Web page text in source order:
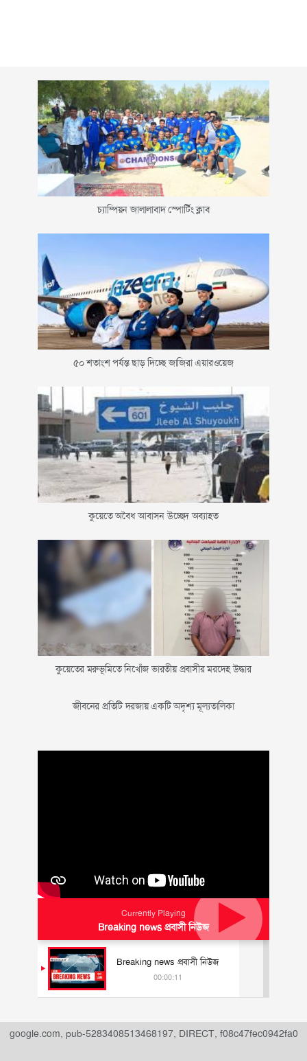
চ্যাম্পিয়ন জালালাবাদ স্পোর্টিং ক্লাব
৫০ শতাংশ পর্যন্ত ছাড় দিচ্ছে জাজিরা এয়ারওয়েজ
কুয়েতে অবৈধ আবাসন উচ্ছেদ অব্যাহত
কুয়েতের মরুভূমিতে নিখোঁজ ভারতীয় প্রবাসীর মরদেহ উদ্ধার
জীবনের প্রতিটি দরজায় একটি অদৃশ্য মূল্যতালিকা
Currently Playing
Breaking news প্রবাসী নিউজ
Breaking news প্রবাসী নিউজ
00:00:11
" data-ad-slot="">
google.com, pub-5283408513468197, DIRECT, f08c47fec0942fa0